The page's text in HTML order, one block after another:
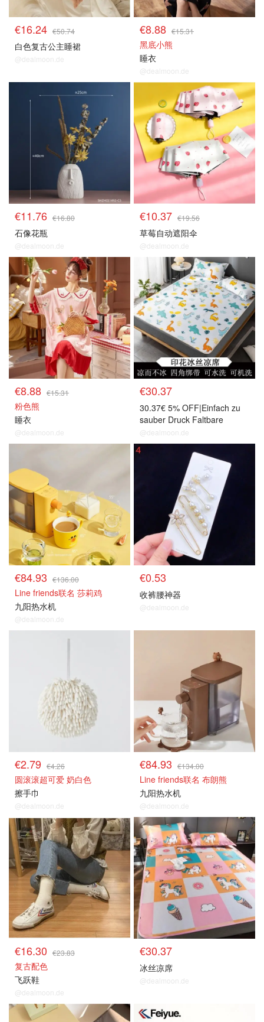
€16.24 €50.74
白色复古公主睡裙
@dealmoon.de
€8.88 €15.31
黑底小熊
睡衣
@dealmoon.de
€11.76 €16.80
石像花瓶
@dealmoon.de
€10.37 €19.56
草莓自动遮阳伞
@dealmoon.de
€8.88 €15.31
粉色熊
睡衣
@dealmoon.de
€30.37
30.37€ 5% OFF|Einfach zu
sauber Druck Faltbare
Sommer Cool Sleeping Mat
Kissenbezug Eis Seide
Matratze Blatter Fur Den
Hausgebrauch|Mattress
Covers & Grippers| -
@dealmoon.de
€84.93 €136.00
Line friends联名 莎莉鸡
九阳热水机
@dealmoon.de
€0.53
收裤腰神器
@dealmoon.de
€2.79 €4.26
圆滚滚超可爱 奶白色
擦手巾
@dealmoon.de
€84.93 €134.00
Line friends联名 布朗熊
九阳热水机
@dealmoon.de
€16.30 €23.83
复古配色
飞跃鞋
@dealmoon.de
€30.37
冰丝凉席
@dealmoon.de